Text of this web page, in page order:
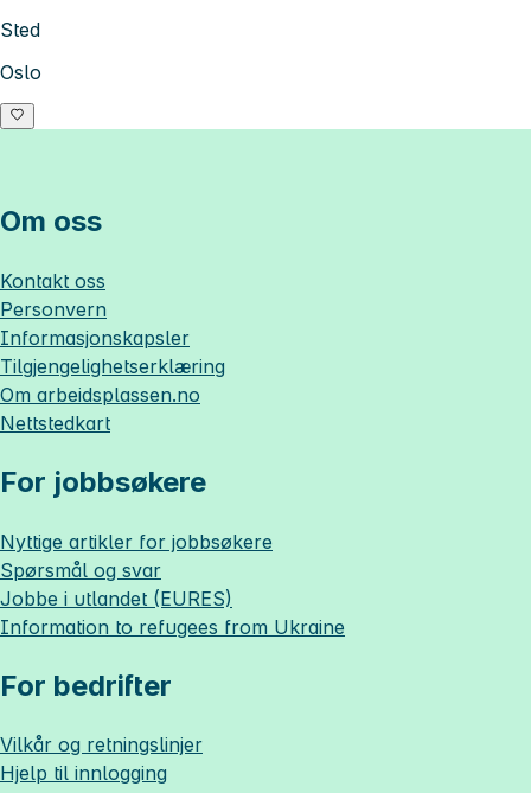
Sted
Oslo
Om oss
Kontakt oss
Personvern
Informasjonskapsler
Tilgjengelighetserklæring
Om arbeidsplassen.no
Nettstedkart
For jobbsøkere
Nyttige artikler for jobbsøkere
Spørsmål og svar
Jobbe i utlandet (EURES)
Information to refugees from Ukraine
For bedrifter
Vilkår og retningslinjer
Hjelp til innlogging